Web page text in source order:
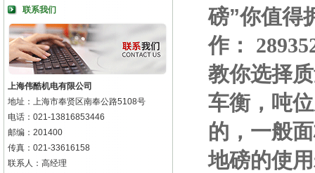
联系我们
上海伟酷机电有限公司
地址：上海市奉贤区南奉公路5108号
电话：021-13816853446
邮编：201400
传真：021-33616158
联系人：高经理
磅”你值得
作：
教你选择
车衡，吨
的，一般
地磅的使